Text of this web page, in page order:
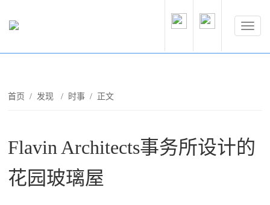
首页 /发现 / 时事 / 正文
Flavin Architects事务所设计的
花园玻璃屋